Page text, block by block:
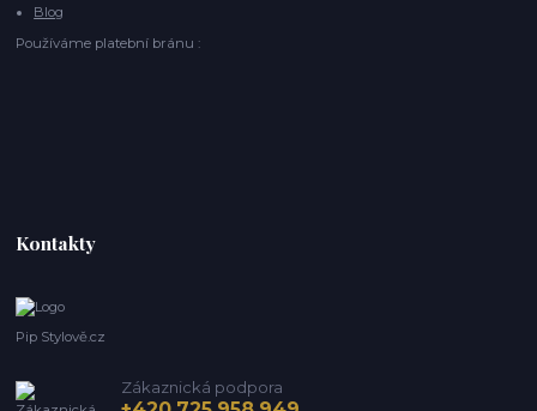
Blog
Používáme platební bránu :
Kontakty
Pip Stylově.cz
Zákaznická podpora